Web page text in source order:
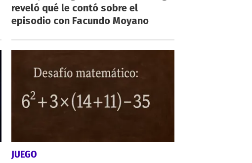
reveló qué le contó sobre el
episodio con Facundo Moyano
JUEGO